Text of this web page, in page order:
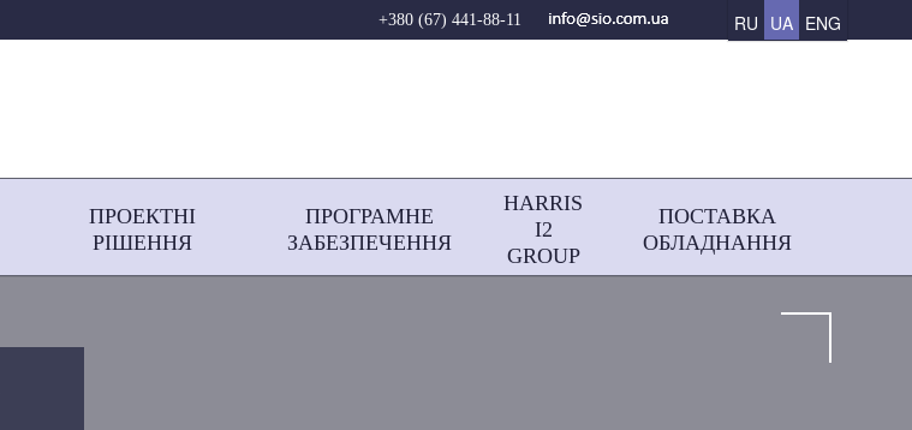
+380 (67) 441-88-11 RU UA ENG
ПРОЕКТНІ
РІШЕННЯ
ПРОГРАМНЕ
ЗАБЕЗПЕЧЕННЯ
HARRIS
І2
GROUP
ПОСТАВКА
ОБЛАДНАННЯ